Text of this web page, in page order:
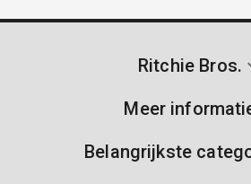
Ritchie Bros.
Meer
Belangrijkste